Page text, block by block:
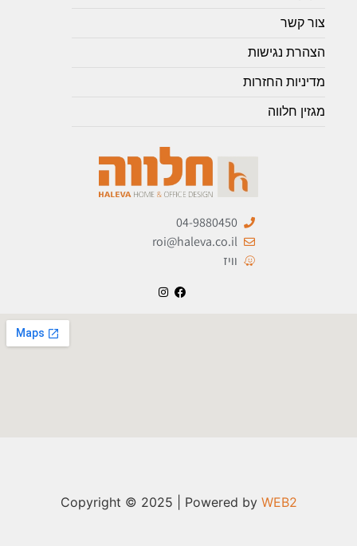
צור קשר
הצהרת נגישות
מדיניות החזרות
מגזין חלווה
04-9880450
roi@haleva.co.il
וויז
Copyright © 2025 | Powered by WEB2